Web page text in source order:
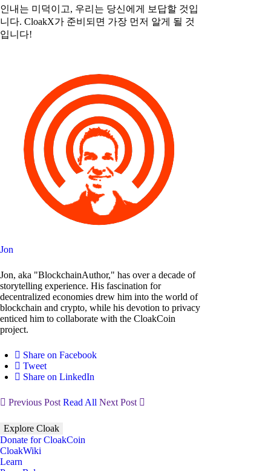
인내는 미덕이고, 우리는 당신에게 보답할 것입
니다. CloakX가 준비되면 가장 먼저 알게 될 것
입니다!
Jon
Jon, aka "BlockchainAuthor," has over a decade of
storytelling experience. His fascination for
decentralized economies drew him into the world of
blockchain and crypto, while his devotion to privacy
enticed him to collaborate with the CloakCoin
project.
Share on Facebook
Tweet
Share on LinkedIn
Previous Post Read All Next Post
Explore Cloak
Donate for CloakCoin
CloakWiki
Learn